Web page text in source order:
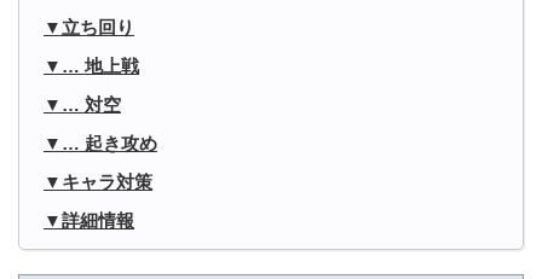
立ち回り
… 地上戦
… 対空
… 起き攻め
キャラ対策
詳細情報